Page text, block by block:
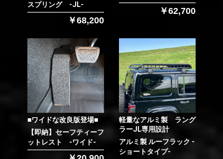
スプリング -JL-
￥68,200
￥62,700
■ワイドな改良版登場■
【即納】セーフティーフ
ットレスト -ワイド-
軽量なアルミ製 ラング
ラーJL専用設計
アルミ製 ルーフラック -
ショートタイプ-